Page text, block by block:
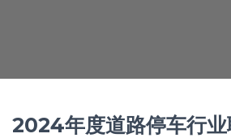
2024年度道路停车行业